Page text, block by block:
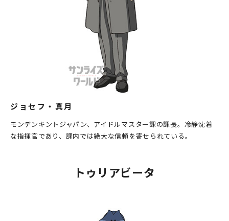
ジョセフ・真月
モンデンキントジャパン、アイドルマスター課の課長。冷静沈着
な指揮官であり、課内では絶大な信頼を寄せられている。
トゥリアビータ